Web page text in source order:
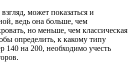
может показаться и
ведь она больше, чем
но меньше, чем классическая
определить, к какому типу
140 на 200, необходимо учесть